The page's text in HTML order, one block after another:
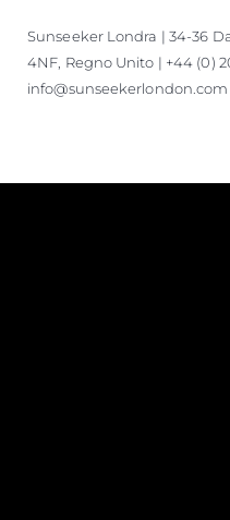
Sunseeker Londra | 34-36
4NF, Regno Unito | +44 (0)